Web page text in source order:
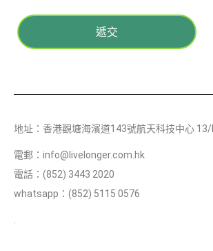
地址：香港觀塘海濱道143號航天科技中心 13/
電郵： info@livelonger.com.hk
電話：(852) 3443 2020
whatsapp：(852) 5115 0576